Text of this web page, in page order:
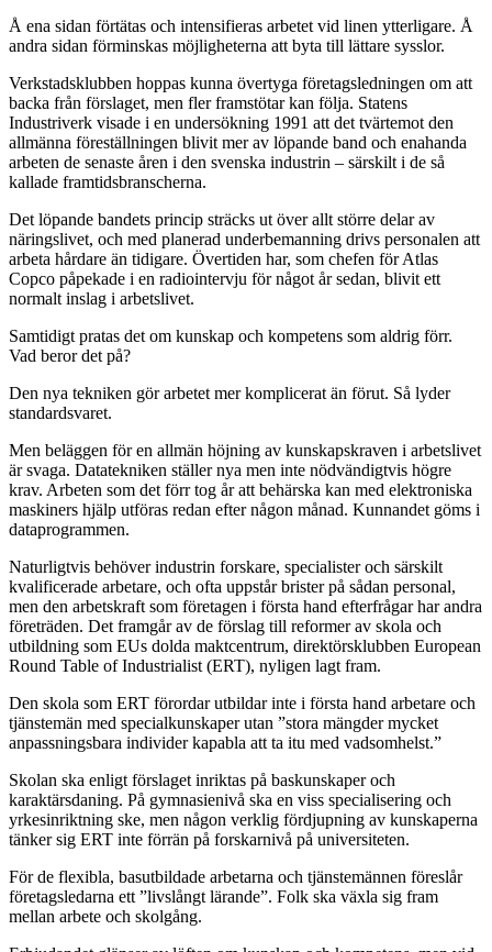
Å ena sidan förtätas och intensifieras arbetet vid linen ytterligare. Å
andra sidan förminskas möjligheterna att byta till lättare sysslor.
Verkstadsklubben hoppas kunna övertyga företagsledningen om att
backa från förslaget, men fler framstötar kan följa. Statens
Industriverk visade i en undersökning 1991 att det tvärtemot den
allmänna föreställningen blivit mer av löpande band och enahanda
arbeten de senaste åren i den svenska industrin – särskilt i de så
kallade framtidsbranscherna.
Det löpande bandets princip sträcks ut över allt större delar av
näringslivet, och med planerad underbemanning drivs personalen att
arbeta hårdare än tidigare. Övertiden har, som chefen för Atlas
Copco påpekade i en radiointervju för något år sedan, blivit ett
normalt inslag i arbetslivet.
Samtidigt pratas det om kunskap och kompetens som aldrig förr.
Vad beror det på?
Den nya tekniken gör arbetet mer komplicerat än förut. Så lyder
standardsvaret.
Men beläggen för en allmän höjning av kunskapskraven i arbetslivet
är svaga. Datatekniken ställer nya men inte nödvändigtvis högre
krav. Arbeten som det förr tog år att behärska kan med elektroniska
maskiners hjälp utföras redan efter någon månad. Kunnandet göms i
dataprogrammen.
Naturligtvis behöver industrin forskare, specialister och särskilt
kvalificerade arbetare, och ofta uppstår brister på sådan personal,
men den arbetskraft som företagen i första hand efterfrågar har andra
företräden. Det framgår av de förslag till reformer av skola och
utbildning som EUs dolda maktcentrum, direktörsklubben European
Round Table of Industrialist (ERT), nyligen lagt fram.
Den skola som ERT förordar utbildar inte i första hand arbetare och
tjänstemän med specialkunskaper utan ”stora mängder mycket
anpassningsbara individer kapabla att ta itu med vadsomhelst.”
Skolan ska enligt förslaget inriktas på baskunskaper och
karaktärsdaning. På gymnasienivå ska en viss specialisering och
yrkesinriktning ske, men någon verklig fördjupning av kunskaperna
tänker sig ERT inte förrän på forskarnivå på universiteten.
För de flexibla, basutbildade arbetarna och tjänstemännen föreslår
företagsledarna ett ”livslångt lärande”. Folk ska växla sig fram
mellan arbete och skolgång.